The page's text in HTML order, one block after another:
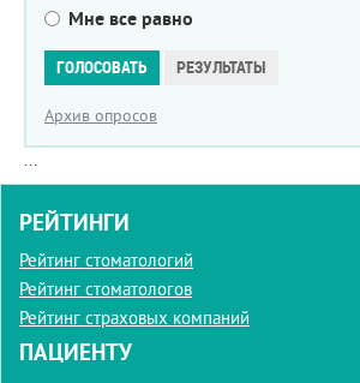
Мне все равно
ГОЛОСОВАТЬ РЕЗУЛЬТАТЫ
Архив опросов
...
РЕЙТИНГИ
Рейтинг стоматологий
Рейтинг стоматологов
Рейтинг страховых компаний
ПАЦИЕНТУ